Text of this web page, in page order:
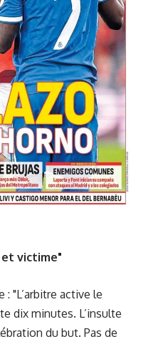
et victime"
: "L’arbitre active le
dix minutes. L’insulte
du but. Pas de